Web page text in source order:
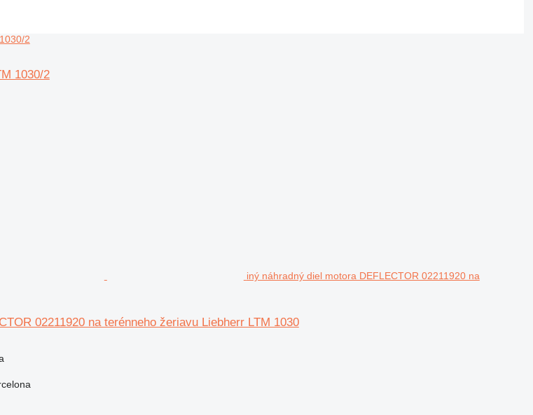
1030/2
iný náhradný diel motora DEFLECTOR 02211920 na
02211920 na terénneho žeriavu Liebherr LTM 1030